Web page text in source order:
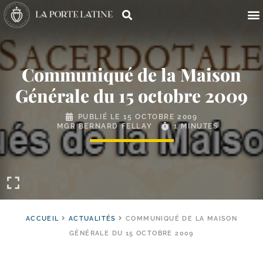
Communiqué de la Maison
Générale du 15 octobre 2009
PUBLIÉ LE 15 OCTOBRE 2009
MGR BERNARD FELLAY
1 MINUTES
ACCUEIL ACTUALITÉS
COMMUNIQUÉ DE LA MAISON
GÉNÉRALE DU 15 OCTOBRE 2009